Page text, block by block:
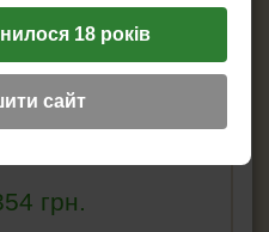
грн.
18 років
сайт